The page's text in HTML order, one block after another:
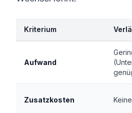
Kriterium
Aufwand
Zusatzkosten Keine